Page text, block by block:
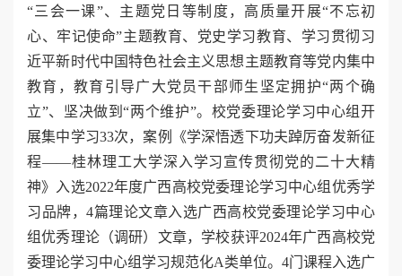
“三会一课”、主题党日等制度，高质量开展“不忘初
心、牢记使命”主题教育、党史学习教育、学习贯彻习
近平新时代中国特色社会主义思想主题教育等党内集中
教育，教育引导广大党员干部师生坚定拥护“两个确
立”、坚决做到“两个维护”。校党委理论学习中心组开
展集中学习33次，案例《学深悟透下功夫踔厉奋发新征
程——桂林理工大学深入学习宣传贯彻党的二十大精
神》入选2022年度广西高校党委理论学习中心组优秀学
习品牌，4篇理论文章入选广西高校党委理论学习中心
组优秀理论（调研）文章，学校获评2024年广西高校党
委理论学习中心组学习规范化A类单位。4门课程入选广